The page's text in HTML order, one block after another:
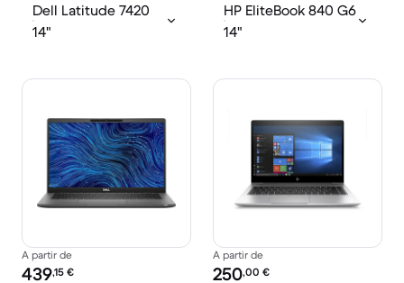
Dell Latitude 7420
14"
HP EliteBook 840 G6
14"
A partir de
Preço recondicionado:
439,15 €
A partir de
Preço recondicionado:
250,00 €